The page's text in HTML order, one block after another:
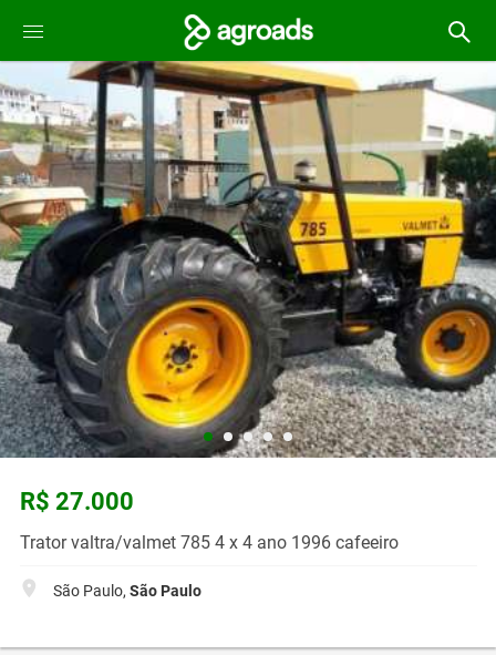
R$ 27.000
Trator valtra/valmet 785 4 x 4 ano 1996 cafeeiro
São Paulo, São Paulo